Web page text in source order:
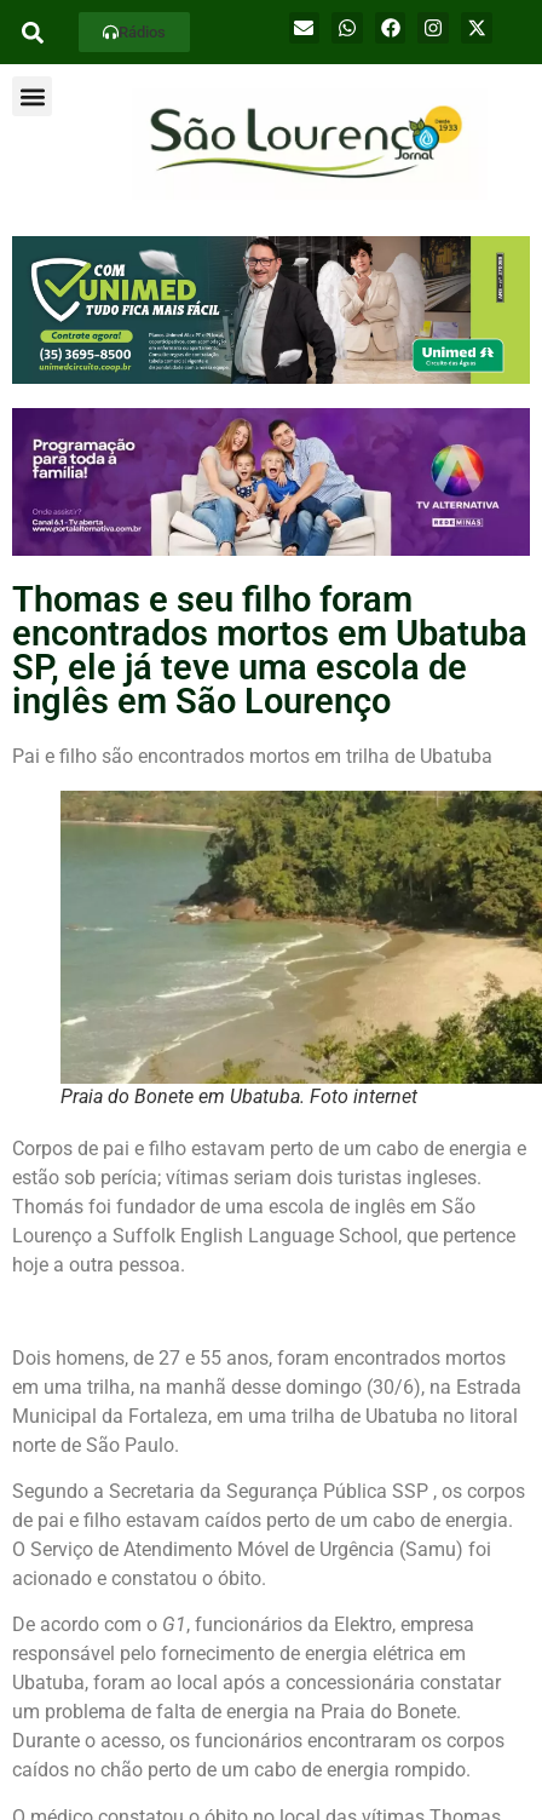
Rádios
Thomas e seu filho foram
encontrados mortos em Ubatuba
SP, ele já teve uma escola de
inglês em São Lourenço
Pai e filho são encontrados mortos em trilha de Ubatuba
Praia do Bonete em Ubatuba. Foto internet
Corpos de pai e filho estavam perto de um cabo de energia e
estão sob perícia; vítimas seriam dois turistas ingleses.
Thomás foi fundador de uma escola de inglês em São
Lourenço a Suffolk English Language School, que pertence
hoje a outra pessoa.
Dois homens, de 27 e 55 anos, foram encontrados mortos
em uma trilha, na manhã desse domingo (30/6), na Estrada
Municipal da Fortaleza, em uma trilha de Ubatuba no litoral
norte de São Paulo.
Segundo a Secretaria da Segurança Pública SSP , os corpos
de pai e filho estavam caídos perto de um cabo de energia.
O Serviço de Atendimento Móvel de Urgência (Samu) foi
acionado e constatou o óbito.
De acordo com o G1, funcionários da Elektro, empresa
responsável pelo fornecimento de energia elétrica em
Ubatuba, foram ao local após a concessionária constatar
um problema de falta de energia na Praia do Bonete.
Durante o acesso, os funcionários encontraram os corpos
caídos no chão perto de um cabo de energia rompido.